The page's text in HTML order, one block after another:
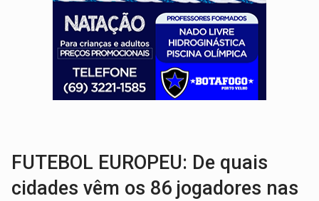
Anvisa desmente boato sobre presença de plástico ou
VÍDEO:Pitbulls fogem de residência e atacam casal de idosos
AÇÃO CONJUNTA:Forças policiais apreendem cerca de 1kg de
PF ESTÁ APURANDO:Flávio Bolsonaro escolhe Alfredo Gaspar como vice, alvo de
FUTEBOL EUROPEU: De quais
cidades vêm os 86 jogadores nas